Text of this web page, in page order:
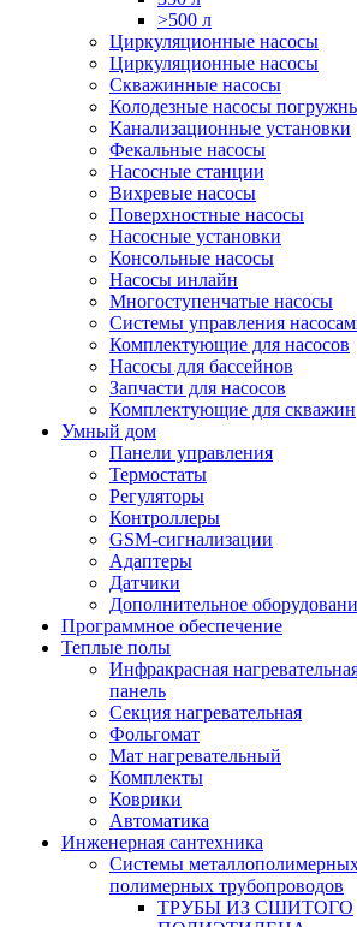
>500 л
Циркуляционные насосы
Циркуляционные насосы
Скважинные насосы
Колодезные насосы
Канализационные установки
Фекальные насосы
Насосные станции
Вихревые насосы
Поверхностные насосы
Насосные установки
Консольные насосы
Насосы инлайн
Многоступенчатые насосы
Системы управления
Комплектующие для насосов
Насосы для бассейнов
Запчасти для насосов
Комплектующие для скважин
Умный дом
Панели управления
Термостаты
Регуляторы
Контроллеры
GSM-сигнализации
Адаптеры
Датчики
Дополнительное
Программное обеспечение
Теплые полы
Инфракрасная
панель
Секция нагревательная
Фольгомат
Мат нагревательный
Комплекты
Коврики
Автоматика
Инженерная сантехника
Системы
полимерных трубопроводов
ТРУБЫ ИЗ СШИТОГО